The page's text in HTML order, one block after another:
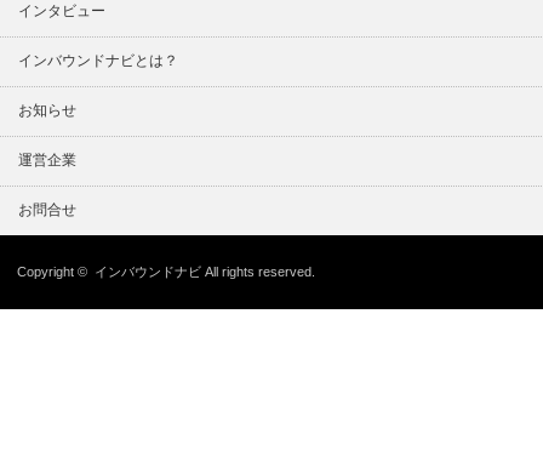
インタビュー
インバウンドナビとは？
お知らせ
運営企業
お問合せ
Copyright © インバウンドナビ All rights reserved.